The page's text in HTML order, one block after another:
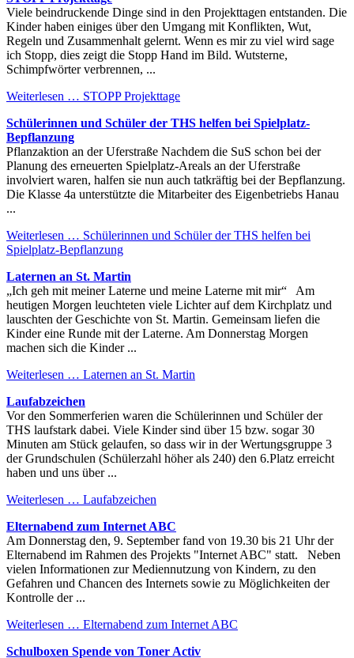
Viele beindruckende Dinge sind in den Projekttagen entstanden. Die
Kinder haben einiges über den Umgang mit Konflikten, Wut,
Regeln und Zusammenhalt gelernt. Wenn es mir zu viel wird sage
ich Stopp, dies zeigt die Stopp Hand im Bild. Wutsterne,
Schimpfwörter verbrennen, ...
Weiterlesen … STOPP Projekttage
Schülerinnen und Schüler der THS helfen bei Spielplatz-
Bepflanzung
Pflanzaktion an der Uferstraße Nachdem die SuS schon bei der
Planung des erneuerten Spielplatz-Areals an der Uferstraße
involviert waren, halfen sie nun auch tatkräftig bei der Bepflanzung.
Die Klasse 4a unterstützte die Mitarbeiter des Eigenbetriebs Hanau
...
Weiterlesen … Schülerinnen und Schüler der THS helfen bei
Spielplatz-Bepflanzung
Laternen an St. Martin
„Ich geh mit meiner Laterne und meine Laterne mit mir“ Am
heutigen Morgen leuchteten viele Lichter auf dem Kirchplatz und
lauschten der Geschichte von St. Martin. Gemeinsam liefen die
Kinder eine Runde mit der Laterne. Am Donnerstag Morgen
machen sich die Kinder ...
Weiterlesen … Laternen an St. Martin
Laufabzeichen
Vor den Sommerferien waren die Schülerinnen und Schüler der
THS laufstark dabei. Viele Kinder sind über 15 bzw. sogar 30
Minuten am Stück gelaufen, so dass wir in der Wertungsgruppe 3
der Grundschulen (Schülerzahl höher als 240) den 6.Platz erreicht
haben und uns über ...
Weiterlesen … Laufabzeichen
Elternabend zum Internet ABC
Am Donnerstag den, 9. September fand von 19.30 bis 21 Uhr der
Elternabend im Rahmen des Projekts "Internet ABC" statt. Neben
vielen Informationen zur Mediennutzung von Kindern, zu den
Gefahren und Chancen des Internets sowie zu Möglichkeiten der
Kontrolle der ...
Weiterlesen … Elternabend zum Internet ABC
Schulboxen Spende von Toner Activ